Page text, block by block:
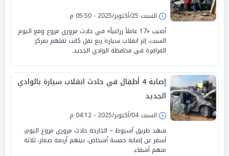
السبت 25/أكتوبر/2025 - 05:50 م
أصيب «17 عاملاً زراعياً» في حادث مروري مروع وقع اليوم
السبت، إثر انقلاب سيارة ربع نقل كانت تقلهم بمركز
الفرافرة في محافظة الوادي الجديد.
إصابة 4 أطفال في حادث انقلاب سيارة بالوادي
الجديد
السبت 04/أكتوبر/2025 - 04:12 م
شهد طريق أسيوط – الخارجة حادث مروري مروع اليوم،
أسفر عن إصابة خمسة أشخاص، بينهم أربعة صغار، ثلاثة
منهم أشقاء.